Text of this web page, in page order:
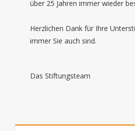
über 25 Jahren immer wieder
Herzlichen Dank für Ihre
immer Sie auch sind.
Das Stiftungsteam